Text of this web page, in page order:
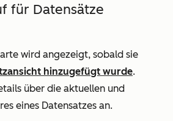
für Datensätze
wird angezeigt, sobald sie
hinzugefügt wurde.
über die aktuellen und
eines Datensatzes an.